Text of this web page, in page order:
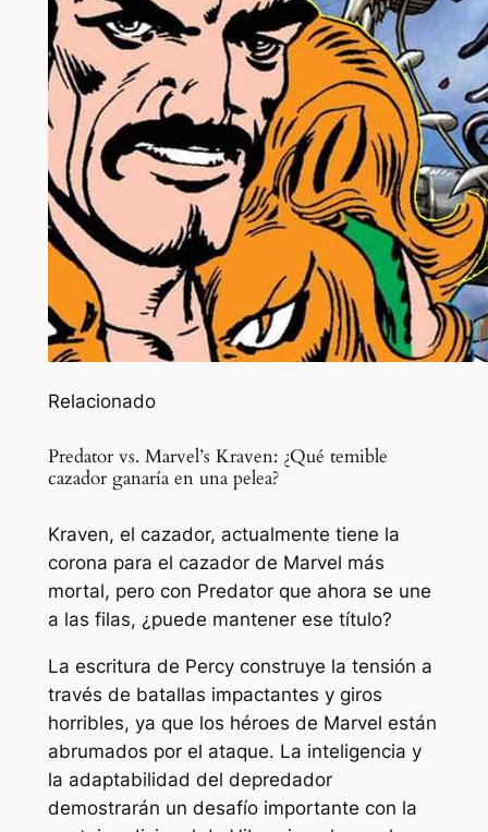
Relacionado
Predator vs. Marvel’s Kraven: ¿Qué temible
cazador ganaría en una pelea?
Kraven, el cazador, actualmente tiene la
corona para el cazador de Marvel más
mortal, pero con Predator que ahora se une
a las filas, ¿puede mantener ese título?
La escritura de Percy construye la tensión a
través de batallas impactantes y giros
horribles, ya que los héroes de Marvel están
abrumados por el ataque. La inteligencia y
la adaptabilidad del depredador
demostrarán un desafío importante con la